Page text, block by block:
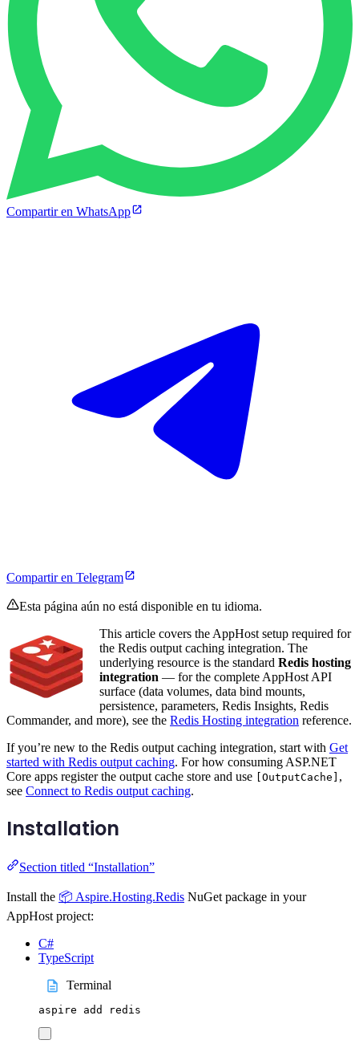
Compartir en WhatsApp
Compartir en Telegram
Esta página aún no está disponible en tu idioma.
This article covers the AppHost setup required for
the Redis output caching integration. The
underlying resource is the standard Redis hosting
integration — for the complete AppHost API
surface (data volumes, data bind mounts,
persistence, parameters, Redis Insights, Redis
Commander, and more), see the Redis Hosting integration reference.
If you’re new to the Redis output caching integration, start with Get
started with Redis output caching. For how consuming ASP.NET
Core apps register the output cache store and use
[OutputCache] ,
see Connect to Redis output caching.
Installation
Section titled “Installation”
Install the 📦 Aspire.Hosting.Redis NuGet package in your
AppHost project:
C#
TypeScript
Terminal
aspire add redis